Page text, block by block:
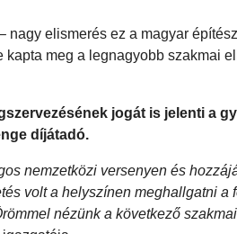
elismerés ez a magyar
meg a legnagyobb szakmai
jogát is jelenti a
díjátadó.
nemzetközi versenyen és
volt a helyszínen meghallgatni a
nézünk a következő